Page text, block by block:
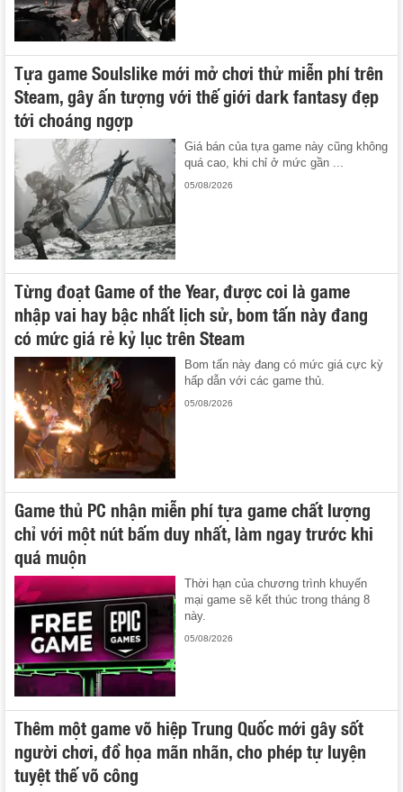
Tựa game Soulslike mới mở chơi thử miễn phí trên
Steam, gây ấn tượng với thế giới dark fantasy đẹp
tới choáng ngợp
Giá bán của tựa game này cũng không
quá cao, khi chỉ ở mức gần ...
05/08/2026
Từng đoạt Game of the Year, được coi là game
nhập vai hay bậc nhất lịch sử, bom tấn này đang
có mức giá rẻ kỷ lục trên Steam
Bom tấn này đang có mức giá cực kỳ
hấp dẫn với các game thủ.
05/08/2026
Game thủ PC nhận miễn phí tựa game chất lượng
chỉ với một nút bấm duy nhất, làm ngay trước khi
quá muộn
Thời hạn của chương trình khuyến
mại game sẽ kết thúc trong tháng 8
này.
05/08/2026
Thêm một game võ hiệp Trung Quốc mới gây sốt
người chơi, đồ họa mãn nhãn, cho phép tự luyện
tuyệt thế võ công